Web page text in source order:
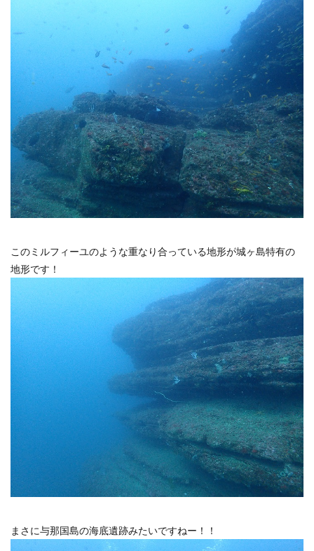
このミルフィーユのような重なり合っている地形が城ヶ島特有の
地形です！
まさに与那国島の海底遺跡みたいですねー！！